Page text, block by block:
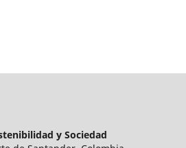
y Sociedad